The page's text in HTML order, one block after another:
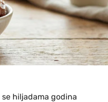
hiljadama godina